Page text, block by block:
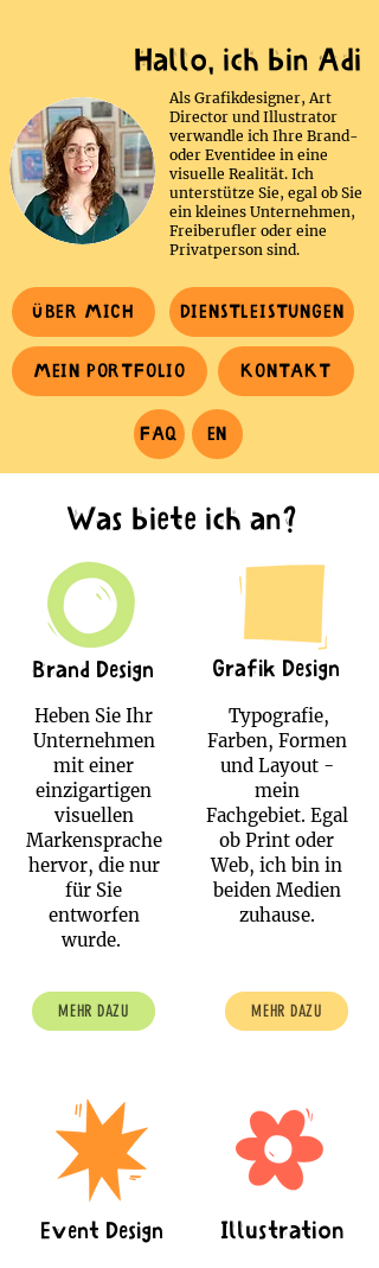
Hallo, ich bin Adi
Als Grafikdesigner, Art
Director und Illustrator
verwandle ich Ihre Brand-
oder Eventidee in eine
visuelle Realität. Ich
unterstütze Sie, egal ob Sie
ein kleines Unternehmen,
Freiberufler oder eine
Privatperson sind.
ÜBER MICH DIENSTLEISTUNGEN
MEIN PORTFOLIO KONTAKT
FAQ EN
Brand Design Grafik Design
Heben Sie Ihr
Unternehmen
mit einer
einzigartigen
visuellen
Markensprache
hervor, die nur
für Sie
entworfen
wurde.
Typografie,
Farben, Formen
und Layout -
mein
Fachgebiet. Egal
ob Print oder
Web, ich bin in
beiden Medien
zuhause.
MEHR DAZU MEHR DAZU
Event Design Illustration
Was biete ich an?